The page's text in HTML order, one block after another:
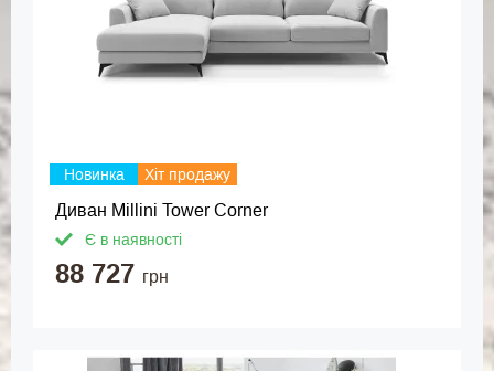
Новинка Хіт продажу
Диван Millini Tower Corner
Є в наявності
88 727 грн